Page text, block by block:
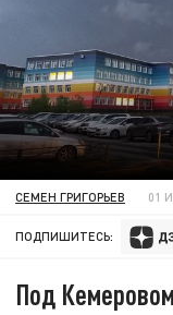
СЕМЕН ГРИГОРЬЕВ 01
ПОДПИШИТЕСЬ:
Под